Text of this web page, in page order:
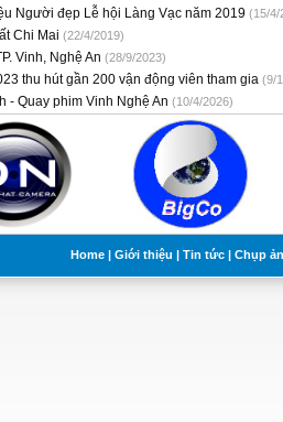
Người đẹp Lễ hội Làng Vạc năm 2019 (15/4/
Chi Mai (22/4/2019)
Vinh, Nghệ An (28/9/2023)
thu hút gần 200 vận động viên tham gia (9/
- Quay phim Vinh Nghệ An (10/4/2026)
Home| Giới thiệu | Tin tức| Chụp